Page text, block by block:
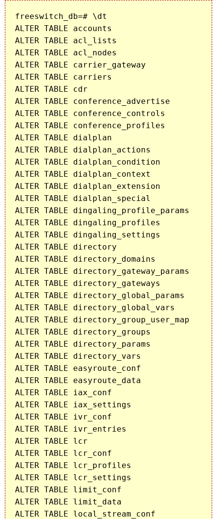
freeswitch_db=# \dt
ALTER TABLE accounts
ALTER TABLE acl_lists
ALTER TABLE acl_nodes
ALTER TABLE carrier_gateway
ALTER TABLE carriers
ALTER TABLE cdr
ALTER TABLE conference_advertise
ALTER TABLE conference_controls
ALTER TABLE conference_profiles
ALTER TABLE dialplan
ALTER TABLE dialplan_actions
ALTER TABLE dialplan_condition
ALTER TABLE dialplan_context
ALTER TABLE dialplan_extension
ALTER TABLE dialplan_special
ALTER TABLE dingaling_profile_params
ALTER TABLE dingaling_profiles
ALTER TABLE dingaling_settings
ALTER TABLE directory
ALTER TABLE directory_domains
ALTER TABLE directory_gateway_params
ALTER TABLE directory_gateways
ALTER TABLE directory_global_params
ALTER TABLE directory_global_vars
ALTER TABLE directory_group_user_map
ALTER TABLE directory_groups
ALTER TABLE directory_params
ALTER TABLE directory_vars
ALTER TABLE easyroute_conf
ALTER TABLE easyroute_data
ALTER TABLE iax_conf
ALTER TABLE iax_settings
ALTER TABLE ivr_conf
ALTER TABLE ivr_entries
ALTER TABLE lcr
ALTER TABLE lcr_conf
ALTER TABLE lcr_profiles
ALTER TABLE lcr_settings
ALTER TABLE limit_conf
ALTER TABLE limit_data
ALTER TABLE local_stream_conf